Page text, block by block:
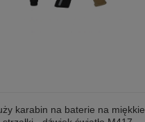
karabin na baterie na miękkie